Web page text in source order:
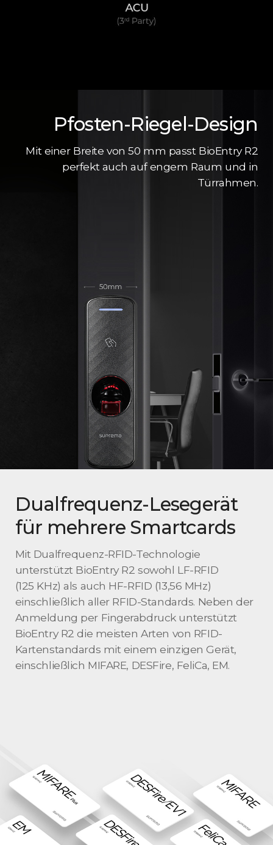
Pfosten-Riegel-Design
Mit einer Breite von 50 mm passt BioEntry R2
perfekt auch auf engem Raum und in
Türrahmen.
Dualfrequenz-Lesegerät
für mehrere Smartcards
Mit Dualfrequenz-RFID-Technologie
unterstützt BioEntry R2 sowohl LF-RFID
(125 KHz) als auch HF-RFID (13,56 MHz)
einschließlich aller RFID-Standards. Neben der
Anmeldung per Fingerabdruck unterstützt
BioEntry R2 die meisten Arten von RFID-
Kartenstandards mit einem einzigen Gerät,
einschließlich MIFARE, DESFire, FeliCa, EM.